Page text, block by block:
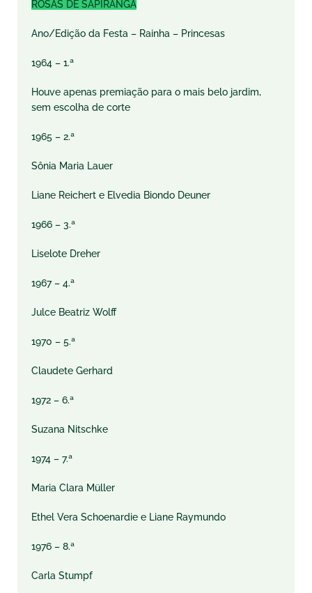
ROSAS DE SAPIRANGA
Ano/Edição da Festa – Rainha – Princesas
1964 – 1.ª
Houve apenas premiação para o mais belo jardim,
sem escolha de corte
1965 – 2.ª
Sônia Maria Lauer
Liane Reichert e Elvedia Biondo Deuner
1966 – 3.ª
Liselote Dreher
1967 – 4.ª
Julce Beatriz Wolff
1970 – 5.ª
Claudete Gerhard
1972 – 6.ª
Suzana Nitschke
1974 – 7.ª
Maria Clara Müller
Ethel Vera Schoenardie e Liane Raymundo
1976 – 8.ª
Carla Stumpf